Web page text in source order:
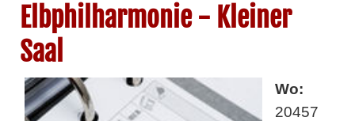
Elbphilharmonie - Kleiner
Saal
Wo:
20457